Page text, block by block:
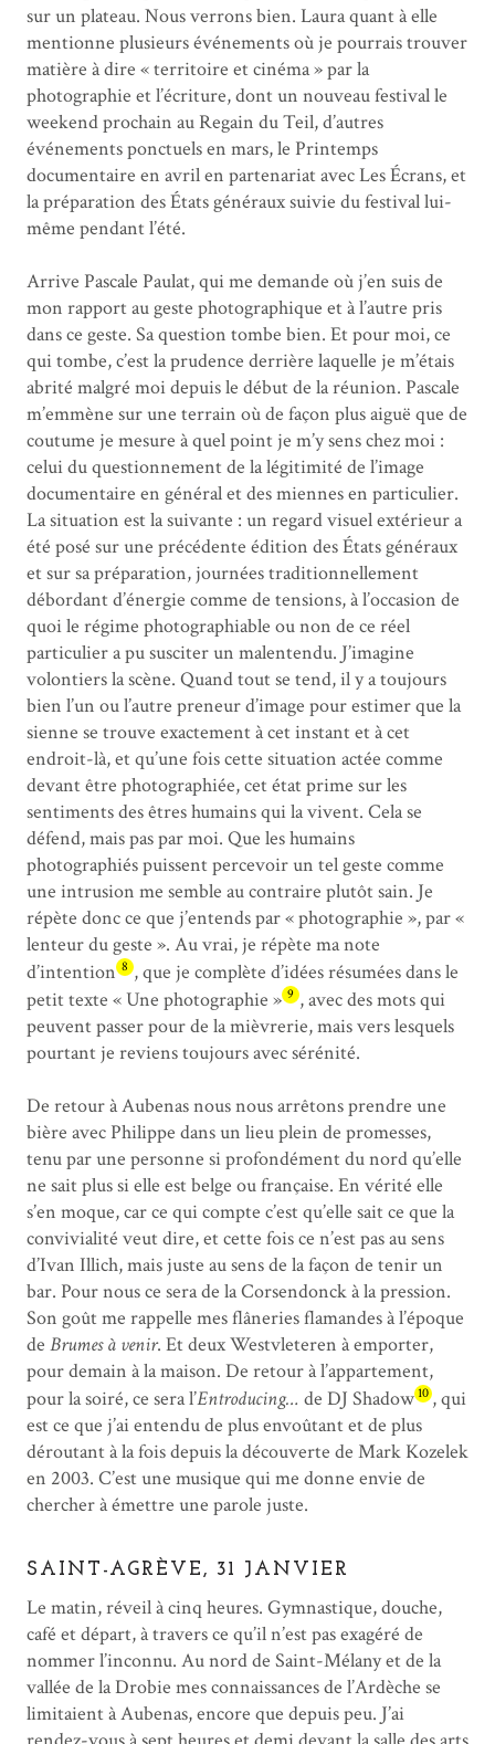
sur un plateau. Nous verrons bien. Laura quant à elle
mentionne plusieurs événements où je pourrais trouver
matière à dire « territoire et cinéma » par la
photographie et l’écriture, dont un nouveau festival le
weekend prochain au Regain du Teil, d’autres
événements ponctuels en mars, le Printemps
documentaire en avril en partenariat avec Les Écrans, et
la préparation des États généraux suivie du festival lui-
même pendant l’été.
Arrive Pascale Paulat, qui me demande où j’en suis de
mon rapport au geste photographique et à l’autre pris
dans ce geste. Sa question tombe bien. Et pour moi, ce
qui tombe, c’est la prudence derrière laquelle je m’étais
abrité malgré moi depuis le début de la réunion. Pascale
m’emmène sur une terrain où de façon plus aiguë que de
coutume je mesure à quel point je m’y sens chez moi :
celui du questionnement de la légitimité de l’image
documentaire en général et des miennes en particulier.
La situation est la suivante : un regard visuel extérieur a
été posé sur une précédente édition des États généraux
et sur sa préparation, journées traditionnellement
débordant d’énergie comme de tensions, à l’occasion de
quoi le régime photographiable ou non de ce réel
particulier a pu susciter un malentendu. J’imagine
volontiers la scène. Quand tout se tend, il y a toujours
bien l’un ou l’autre preneur d’image pour estimer que la
sienne se trouve exactement à cet instant et à cet
endroit-là, et qu’une fois cette situation actée comme
devant être photographiée, cet état prime sur les
sentiments des êtres humains qui la vivent. Cela se
défend, mais pas par moi. Que les humains
photographiés puissent percevoir un tel geste comme
une intrusion me semble au contraire plutôt sain. Je
répète donc ce que j’entends par « photographie », par «
lenteur du geste ». Au vrai, je répète ma note
d’intention 8 , que je complète d’idées résumées dans le
petit texte « Une photographie » 9 , avec des mots qui
peuvent passer pour de la mièvrerie, mais vers lesquels
pourtant je reviens toujours avec sérénité.
De retour à Aubenas nous nous arrêtons prendre une
bière avec Philippe dans un lieu plein de promesses,
tenu par une personne si profondément du nord qu’elle
ne sait plus si elle est belge ou française. En vérité elle
s’en moque, car ce qui compte c’est qu’elle sait ce que la
convivialité veut dire, et cette fois ce n’est pas au sens
d’Ivan Illich, mais juste au sens de la façon de tenir un
bar. Pour nous ce sera de la Corsendonck à la pression.
Son goût me rappelle mes flâneries flamandes à l’époque
de Brumes à venir. Et deux Westvleteren à emporter,
pour demain à la maison. De retour à l’appartement,
pour la soiré, ce sera l’Entroducing… de DJ Shadow 10 , qui
est ce que j’ai entendu de plus envoûtant et de plus
déroutant à la fois depuis la découverte de Mark Kozelek
en 2003. C’est une musique qui me donne envie de
chercher à émettre une parole juste.
SAINT-AGRÈVE, 31 JANVIER
Le matin, réveil à cinq heures. Gymnastique, douche,
café et départ, à travers ce qu’il n’est pas exagéré de
nommer l’inconnu. Au nord de Saint-Mélany et de la
vallée de la Drobie mes connaissances de l’Ardèche se
limitaient à Aubenas, encore que depuis peu. J’ai